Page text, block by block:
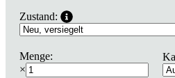
Zustand:
Menge:
×